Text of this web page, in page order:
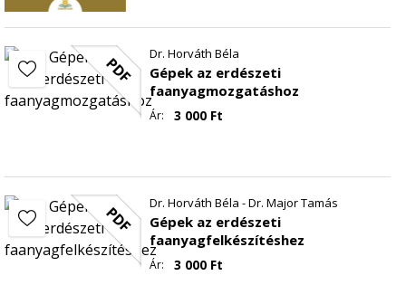
PDF Dr. Horváth Béla
Gépek az erdészeti
faanyagmozgatáshoz
Ár: 3 000 Ft
PDF Dr. Horváth Béla - Dr. Major Tamás
Gépek az erdészeti
faanyagfelkészítéshez
Ár: 3 000 Ft